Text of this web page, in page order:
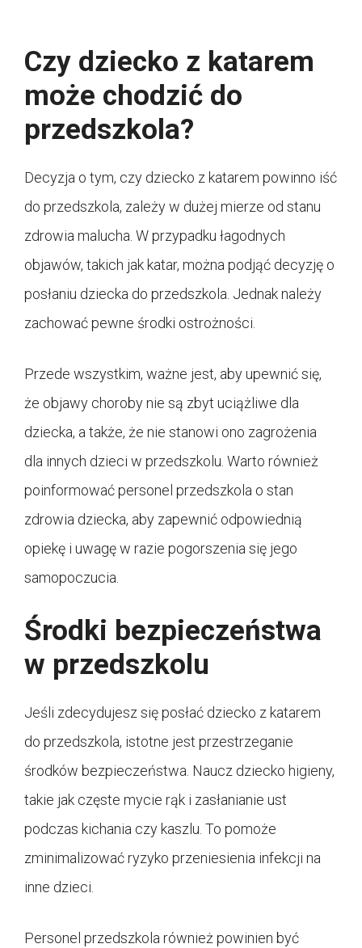
Czy dziecko z katarem
może chodzić do
przedszkola?
Decyzja o tym, czy dziecko z katarem powinno iść
do przedszkola, zależy w dużej mierze od stanu
zdrowia malucha. W przypadku łagodnych
objawów, takich jak katar, można podjąć decyzję o
posłaniu dziecka do przedszkola. Jednak należy
zachować pewne środki ostrożności.
Przede wszystkim, ważne jest, aby upewnić się,
że objawy choroby nie są zbyt uciążliwe dla
dziecka, a także, że nie stanowi ono zagrożenia
dla innych dzieci w przedszkolu. Warto również
poinformować personel przedszkola o stan
zdrowia dziecka, aby zapewnić odpowiednią
opiekę i uwagę w razie pogorszenia się jego
samopoczucia.
Środki bezpieczeństwa
w przedszkolu
Jeśli zdecydujesz się posłać dziecko z katarem
do przedszkola, istotne jest przestrzeganie
środków bezpieczeństwa. Naucz dziecko higieny,
takie jak częste mycie rąk i zasłanianie ust
podczas kichania czy kaszlu. To pomoże
zminimalizować ryzyko przeniesienia infekcji na
inne dzieci.
Personel przedszkola również powinien być